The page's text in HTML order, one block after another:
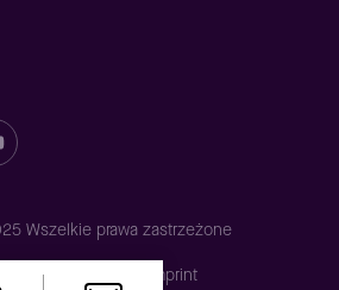
Wszelkie prawa zastrzeżone
plików cookies Imprint